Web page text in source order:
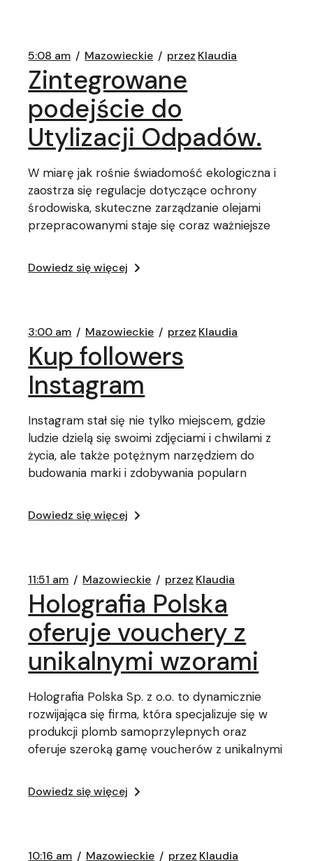
5:08 am Mazowieckie przez Klaudia
Zintegrowane
podejście do
Utylizacji Odpadów.
W miarę jak rośnie świadomość ekologiczna i
zaostrza się regulacje dotyczące ochrony
środowiska, skuteczne zarządzanie olejami
przepracowanymi staje się coraz ważniejsze
Dowiedz się więcej
3:00 am Mazowieckie przez Klaudia
Kup followers
Instagram
Instagram stał się nie tylko miejscem, gdzie
ludzie dzielą się swoimi zdjęciami i chwilami z
życia, ale także potężnym narzędziem do
budowania marki i zdobywania popularn
Dowiedz się więcej
11:51 am Mazowieckie przez Klaudia
Holografia Polska
oferuje vouchery z
unikalnymi wzorami
Holografia Polska Sp. z o.o. to dynamicznie
rozwijająca się firma, która specjalizuje się w
produkcji plomb samoprzylepnych oraz
oferuje szeroką gamę voucherów z unikalnymi
Dowiedz się więcej
10:16 am Mazowieckie przez Klaudia